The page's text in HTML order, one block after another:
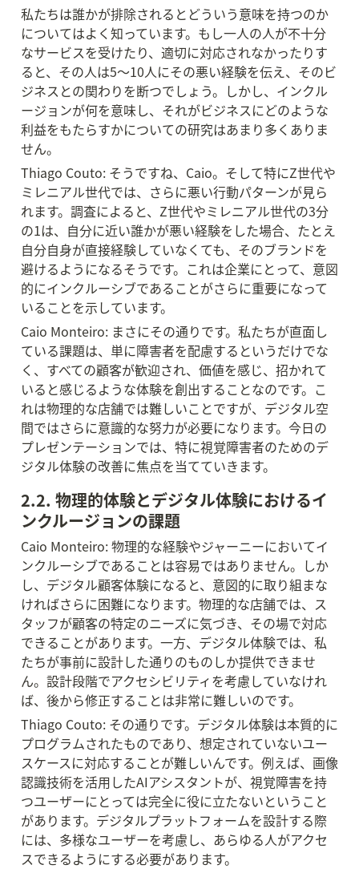
私たちは誰かが排除されるとどういう意味を持つのか
についてはよく知っています。もし一人の人が不十分
なサービスを受けたり、適切に対応されなかったりす
ると、その人は5〜10人にその悪い経験を伝え、そのビ
ジネスとの関わりを断つでしょう。しかし、インクル
ージョンが何を意味し、それがビジネスにどのような
利益をもたらすかについての研究はあまり多くありま
せん。
Thiago Couto: そうですね、Caio。そして特にZ世代や
ミレニアル世代では、さらに悪い行動パターンが見ら
れます。調査によると、Z世代やミレニアル世代の3分
の1は、自分に近い誰かが悪い経験をした場合、たとえ
自分自身が直接経験していなくても、そのブランドを
避けるようになるそうです。これは企業にとって、意図
的にインクルーシブであることがさらに重要になって
いることを示しています。
Caio Monteiro: まさにその通りです。私たちが直面し
ている課題は、単に障害者を配慮するというだけでな
く、すべての顧客が歓迎され、価値を感じ、招かれて
いると感じるような体験を創出することなのです。こ
れは物理的な店舗では難しいことですが、デジタル空
間ではさらに意識的な努力が必要になります。今日の
プレゼンテーションでは、特に視覚障害者のためのデ
ジタル体験の改善に焦点を当てていきます。
2.2. 物理的体験とデジタル体験におけるイ
ンクルージョンの課題
Caio Monteiro: 物理的な経験やジャーニーにおいてイ
ンクルーシブであることは容易ではありません。しか
し、デジタル顧客体験になると、意図的に取り組まな
ければさらに困難になります。物理的な店舗では、ス
タッフが顧客の特定のニーズに気づき、その場で対応
できることがあります。一方、デジタル体験では、私
たちが事前に設計した通りのものしか提供できませ
ん。設計段階でアクセシビリティを考慮していなけれ
ば、後から修正することは非常に難しいのです。
Thiago Couto: その通りです。デジタル体験は本質的に
プログラムされたものであり、想定されていないユー
スケースに対応することが難しいんです。例えば、画像
認識技術を活用したAIアシスタントが、視覚障害を持
つユーザーにとっては完全に役に立たないということ
があります。デジタルプラットフォームを設計する際
には、多様なユーザーを考慮し、あらゆる人がアクセ
スできるようにする必要があります。